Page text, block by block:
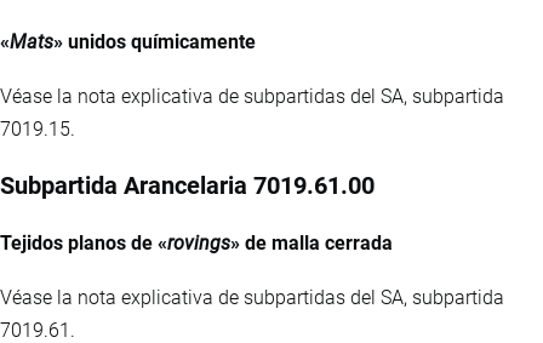
«Mats» unidos químicamente
Véase la nota explicativa de subpartidas del SA, subpartida
7019.15.
Subpartida Arancelaria 7019.61.00
Tejidos planos de «rovings» de malla cerrada
Véase la nota explicativa de subpartidas del SA, subpartida
7019.61.